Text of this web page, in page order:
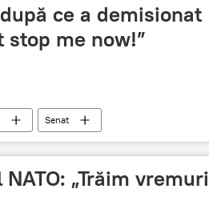
ce a demisionat
stop me now!”
Senat
„Trăim vremuri